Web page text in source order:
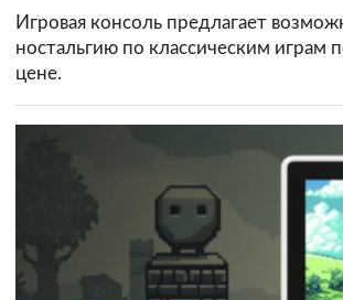
Игровая консоль предлагает
ностальгию по классическим играм
цене.